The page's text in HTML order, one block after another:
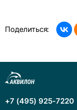
Поделиться:
+7 (495) 925-7220